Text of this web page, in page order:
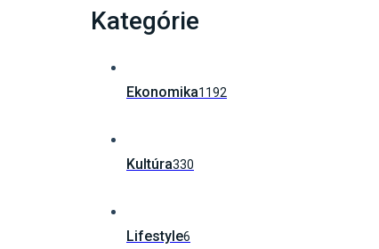
Kategórie
Ekonomika1192
Kultúra330
Lifestyle6